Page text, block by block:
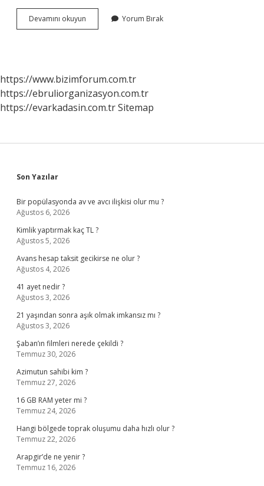
Devamını okuyun Internetten
Cep
Yorum Bırak
https://www.bizimforum.com.tr
https://ebruliorganizasyon.com.tr
https://evarkadasin.com.trSitemap
Sidebar
Son Yazılar
Bir popülasyonda av ve avcı ilişkisi olur mu ?
Ağustos 6, 2026
Kimlik yaptırmak kaç TL ?
Ağustos 5, 2026
Avans hesap taksit gecikirse ne olur ?
Ağustos 4, 2026
41 ayet nedir ?
Ağustos 3, 2026
21 yaşından sonra aşık olmak imkansız mı ?
Ağustos 3, 2026
Şaban’ın filmleri nerede çekildi ?
Temmuz 30, 2026
Azimutun sahibi kim ?
Temmuz 27, 2026
16 GB RAM yeter mi ?
Temmuz 24, 2026
Hangi bölgede toprak oluşumu daha hızlı olur ?
Temmuz 22, 2026
Arapgir’de ne yenir ?
Temmuz 16, 2026